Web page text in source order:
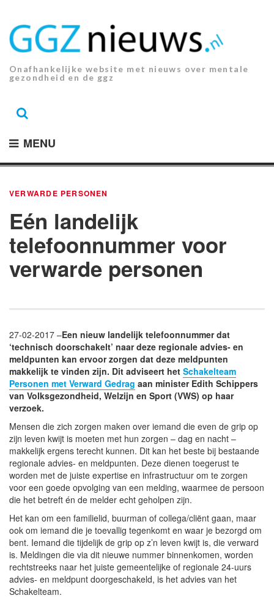
inhoud.
Onafhankelijke website met nieuws over mentale
gezondheid en de ggz
MENU
VERWARDE PERSONEN
Eén landelijk
telefoonnummer voor
verwarde personen
27-02-2017 –Een nieuw landelijk telefoonnummer dat
‘technisch doorschakelt’ naar deze regionale advies- en
meldpunten kan ervoor zorgen dat deze meldpunten
makkelijk te vinden zijn. Dit adviseert het Schakelteam
Personen met Verward Gedrag aan minister Edith Schippers
van Volksgezondheid, Welzijn en Sport (VWS) op haar
verzoek.
Mensen die zich zorgen maken over iemand die even de grip op
zijn leven kwijt is moeten met hun zorgen – dag en nacht –
makkelijk ergens terecht kunnen. Dit kan het beste bij bestaande
regionale advies- en meldpunten. Deze dienen toegerust te
worden met de juiste expertise en infrastructuur om te zorgen
voor een goede opvolging van een melding, waarmee de persoon
die het betreft én de melder echt geholpen zijn.
Het kan om een familielid, buurman of collega/cliënt gaan, maar
ook om iemand die je toevallig tegenkomt en waar je bezorgd om
bent. Iemand die tijdelijk de grip op z’n leven kwijt is, die verward
is. Meldingen die via dit nieuwe nummer binnenkomen, worden
rechtstreeks naar het juiste gemeentelijke of regionale 24-uurs
advies- en meldpunt doorgeschakeld, is het advies van het
Schakelteam.